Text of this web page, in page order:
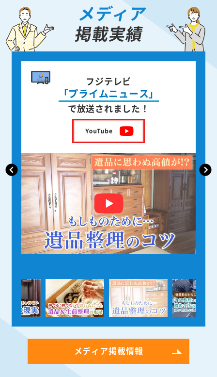
メディア
掲載実績
書籍出版
身近な人が
亡くなった後の遺品整理
を出版しました！
メディア掲載情報